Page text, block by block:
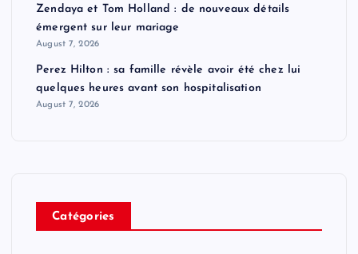
Zendaya et Tom Holland : de nouveaux détails
émergent sur leur mariage
August 7, 2026
Perez Hilton : sa famille révèle avoir été chez lui
quelques heures avant son hospitalisation
August 7, 2026
Catégories